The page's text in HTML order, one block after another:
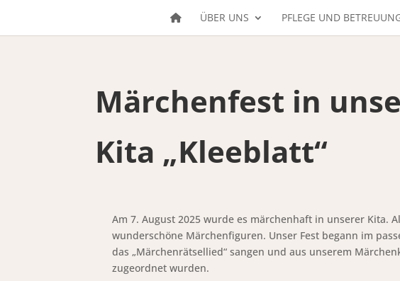
ÜBER UNS PFLEGE UND
Märchenfest in
Kita „Kleeblatt“
Am 7. August 2025 wurde es märchenhaft in unserer Kita.
wunderschöne Märchenfiguren. Unser Fest begann im
das „Märchenrätsellied“ sangen und aus unserem
zugeordnet wurden.